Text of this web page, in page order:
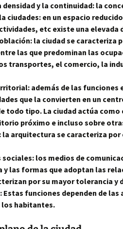
y la continuidad: la
ciudades: en un espacio
etc existe una elevada
la ciudad se caracteriza
las que predominan las
transportes, el comercio, la
además de las funciones
que la convierten en un
todo tipo. La ciudad actúa como
próximo e incluso sobre
la arquitectura se caracteriza
los medios de
las formas que adoptan las
por su mayor tolerancia y
funciones dependen de las
los habitantes.